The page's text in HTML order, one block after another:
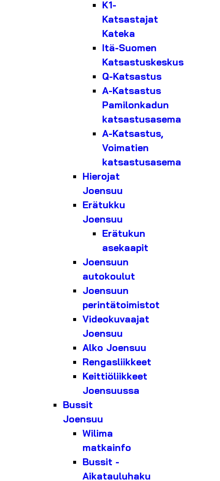
K1-
Katsastajat
Kateka
Itä-Suomen
Katsastuskeskus
Q-Katsastus
A-Katsastus
Pamilonkadun
katsastusasema
A-Katsastus,
Voimatien
katsastusasema
Hierojat
Joensuu
Erätukku
Joensuu
Erätukun
asekaapit
Joensuun
autokoulut
Joensuun
perintätoimistot
Videokuvaajat
Joensuu
Alko Joensuu
Rengasliikkeet
Keittiöliikkeet
Joensuussa
Bussit
Joensuu
Wilima
matkainfo
Bussit -
Aikatauluhaku